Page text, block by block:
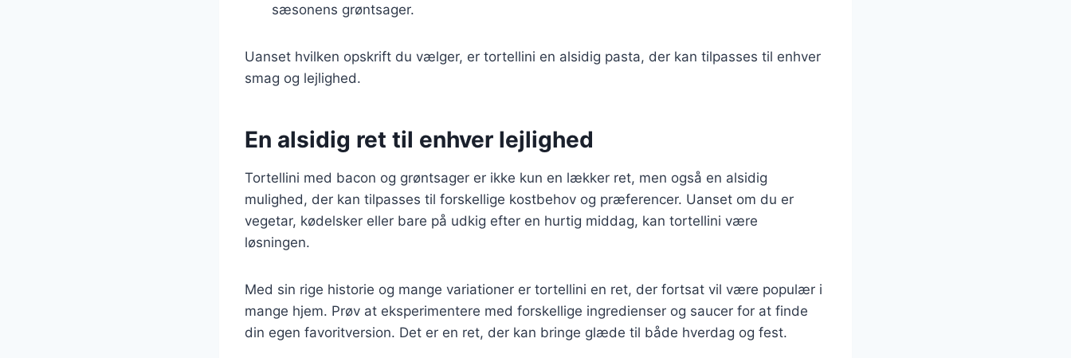
sæsonens grøntsager.
Uanset hvilken opskrift du vælger, er tortellini en alsidig pasta, der kan tilpasses til enhver
smag og lejlighed.
En alsidig ret til enhver lejlighed
Tortellini med bacon og grøntsager er ikke kun en lækker ret, men også en alsidig
mulighed, der kan tilpasses til forskellige kostbehov og præferencer. Uanset om du er
vegetar, kødelsker eller bare på udkig efter en hurtig middag, kan tortellini være
løsningen.
Med sin rige historie og mange variationer er tortellini en ret, der fortsat vil være populær i
mange hjem. Prøv at eksperimentere med forskellige ingredienser og saucer for at finde
din egen favoritversion. Det er en ret, der kan bringe glæde til både hverdag og fest.